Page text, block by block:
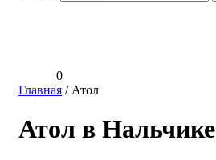
0
Главная / Атол
Атол в Нальчике